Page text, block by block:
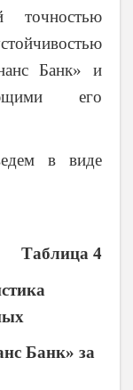
Банк» и
его
в виде
Таблица 4
Банк» за